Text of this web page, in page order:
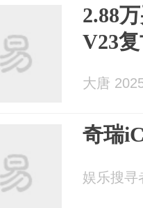
2.88
V23
大唐
奇瑞
娱乐搜寻